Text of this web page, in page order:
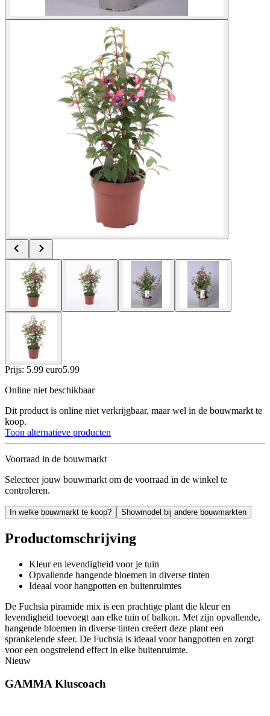
Prijs: 5.99 euro5.99
Online niet beschikbaar
Dit product is online niet verkrijgbaar, maar wel in de bouwmarkt te
koop.
Toon alternatieve producten
Voorraad in de bouwmarkt
Selecteer jouw bouwmarkt om de voorraad in de winkel te
controleren.
In welke bouwmarkt te koop? Showmodel bij andere bouwmarkten
Productomschrijving
Kleur en levendigheid voor je tuin
Opvallende hangende bloemen in diverse tinten
Ideaal voor hangpotten en buitenruimtes
De Fuchsia piramide mix is een prachtige plant die kleur en
levendigheid toevoegt aan elke tuin of balkon. Met zijn opvallende,
hangende bloemen in diverse tinten creëert deze plant een
sprankelende sfeer. De Fuchsia is ideaal voor hangpotten en zorgt
voor een oogstrelend effect in elke buitenruimte.
Nieuw
GAMMA Kluscoach